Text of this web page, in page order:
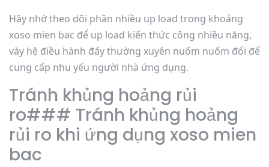
Hãy nhớ theo dõi phần nhiều up load trong khoảng
xoso mien bac để up load kiến thức công nhiều năng,
vày hệ điều hành đấy thường xuyên nuốm nuốm đổi để
cung cấp nhu yếu người nhà ứng dụng.
Tránh khủng hoảng rủi
ro### Tránh khủng hoảng
rủi ro khi ứng dụng xoso mien
bac